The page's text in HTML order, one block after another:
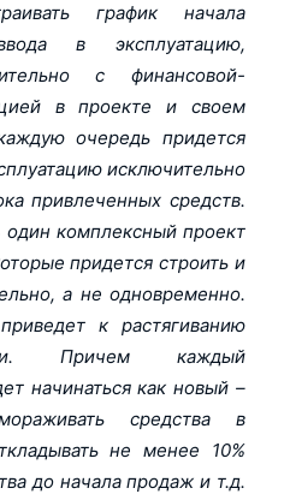
график начала
в эксплуатацию,
с финансовой-
в проекте и своем
очередь придется
исключительно
привлеченных средств.
один комплексный проект
придется строить и
а не одновременно.
к растягиванию
Причем каждый
начинаться как новый –
средства в
не менее 10%
до начала продаж и т.д.